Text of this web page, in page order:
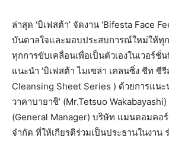
ล่าสุด ‘บิเฟสต้า’ จัดงาน ‘Bifesta Face
บันดาลใจและมอบประสบการณ์ใหม่ให้ทุ
ทุกการขับเคลื่อนเพื่อเป็นตัวเองในเวอร์ชั่
แนะนำ ‘บิเฟสต้า ไมเซล่า เคลนซิ่ง ชีท ซี
Cleansing Sheet Series ) ด้วยการแนะ
วาคาบายาชิ’ (Mr.Tetsuo
(General Manager) บริษัท แมนดอมคอ
จำกัด ที่ให้เกียรติร่วมเป็นประธานในง